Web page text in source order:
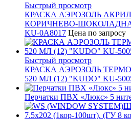
Быстрый просмотр
КРАСКА АЭРОЗОЛЬ
КОРИЧНЕВО-
KU-0A8017 Цена по запросу
Быстрый просмотр
КРАСКА АЭРОЗОЛЬ
520 МЛ (12) "KUDO" KU-
Перчатки ПВХ «Люкс» 5